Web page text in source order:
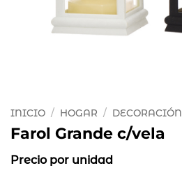
INICIO / HOGAR / DECORACIÓN
Farol Grande c/vela
Precio por unidad